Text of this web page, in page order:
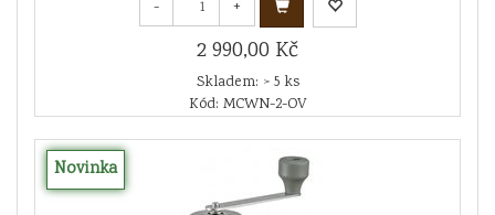
- +
2 990,00 Kč
Skladem: > 5 ks
Kód: MCWN-2-OV
Novinka